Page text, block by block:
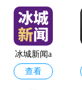
12398能源
监管热线a
pp官方版
查看
冰城新闻a
pp
查看